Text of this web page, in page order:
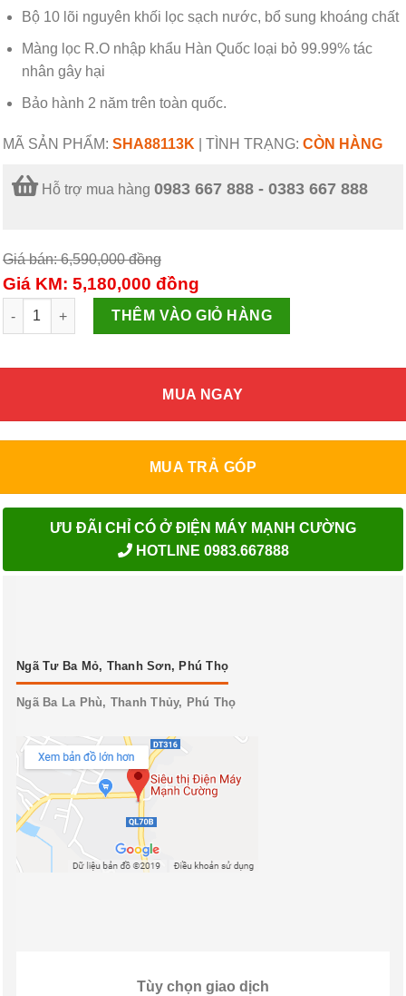
Bộ 10 lõi nguyên khối lọc sạch nước, bổ sung khoáng chất
Màng lọc R.O nhập khẩu Hàn Quốc loại bỏ 99.99% tác
nhân gây hại
Bảo hành 2 năm trên toàn quốc.
MÃ SẢN PHẨM: SHA88113K TÌNH TRẠNG: CÒN HÀNG
Hỗ trợ mua hàng 0983 667 888 - 0383 667 888
Giá bán: 6,590,000đồng
Giá KM: 5,180,000 đồng
Máy lọc nước R.O 10 lõi SUNHOUSE SHA88113K số lượng
THÊM VÀO GIỎ HÀNG
MUA NGAY
MUA TRẢ GÓP
ƯU ĐÃI CHỈ CÓ Ở ĐIỆN MÁY MẠNH CƯỜNG
HOTLINE 0983.667888
Ngã Tư Ba Mỏ, Thanh Sơn, Phú Thọ
Ngã Ba La Phù, Thanh Thủy, Phú Thọ
Tùy chọn giao dịch